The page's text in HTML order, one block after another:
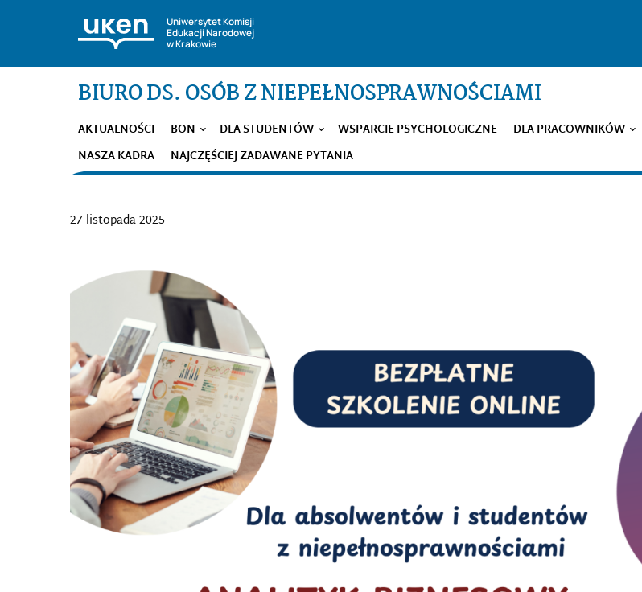
Uniwersytet Komisji
Edukacji Narodowej
w Krakowie
BIURO DS. OSÓB Z NIEPEŁNOSPRAWNOŚCIAMI
AKTUALNOŚCI BON DLA STUDENTÓW WSPARCIE PSYCHOLOGICZNE DLA PRACOWNIKÓW
NASZA KADRA
NAJCZĘŚCIEJ ZADAWANE PYTANIA
27 listopada 2025